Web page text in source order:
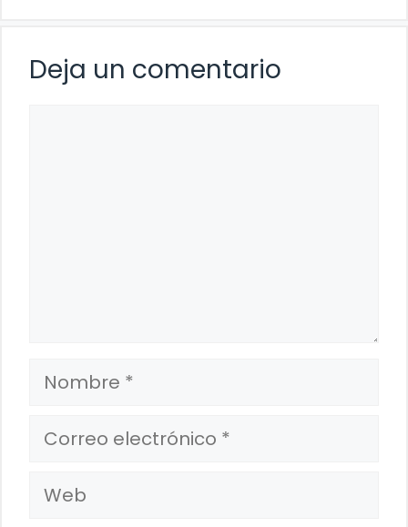
Deja un comentario
Nombre
Correo
electrónico
Web